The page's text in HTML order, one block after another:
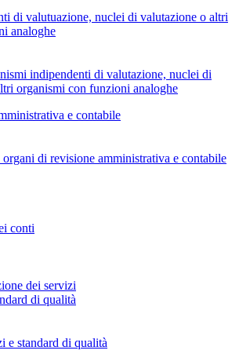
di valutuazione, nuclei di valutazione o altri
analoghe
indipendenti di valutazione, nuclei di
organismi con funzioni analoghe
e contabile
di revisione amministrativa e contabile
conti
dei servizi
di qualità
e standard di qualità